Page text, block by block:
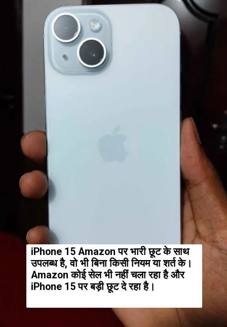
iPhone 15 Amazon पर भारी छूट के साथ
उपलब्ध है, वो भी बिना किसी नियम या शर्त के।
Amazon कोई सेल भी नहीं चला रहा है और
iPhone 15 पर बड़ी छूट दे रहा है।